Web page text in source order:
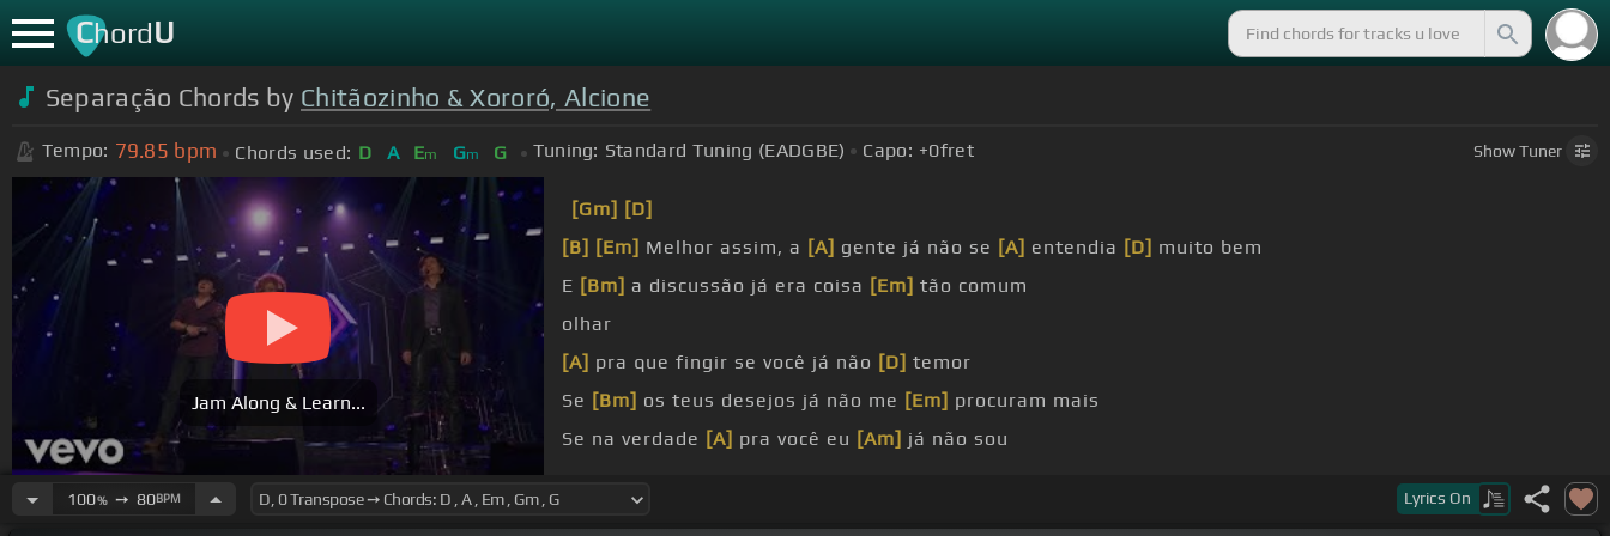
ChordU
Separação Chords by Chitãozinho & Xororó, Alcione
Tempo: 79.85 bpm Chords used: D A Em Gm G Tuning: Standard Tuning (EADGBE) Capo: +0fret ShowTuner
Jam Along & Learn...
[Gm] [D]
[B] [Em] Melhor assim, a [A] gente já não se [A] entendia [D] muito bem
E [Bm] a discussão já era coisa [Em] tão comum
olhar
[A] pra que fingir se você já não [D] temor
Se [Bm] os teus desejos já não me [Em] procuram mais
Se na verdade [A] pra você eu [Am] já não sou
100%➙ 80BPM Lyrics On